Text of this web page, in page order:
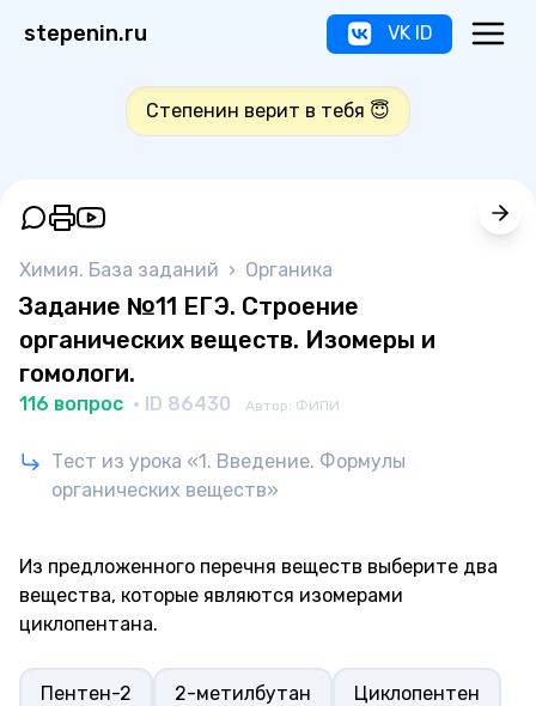
stepenin.ru VK ID
Степенин верит в тебя 😇
Химия. База заданий › Органика
Задание №11 ЕГЭ. Строение
органических веществ. Изомеры и
гомологи.
116 вопрос · ID 86430 Автор: ФИПИ
Тест из урока «1. Введение. Формулы
органических веществ»
Из предложенного перечня веществ выберите два
вещества, которые являются изомерами
циклопентана.
Пентен-2 2-метилбутан Циклопентен